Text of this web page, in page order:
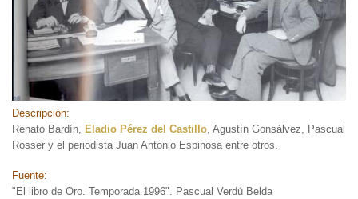
Descripción:
Renato Bardín, Eladio Pérez del Castillo, Agustín Gonsálvez, Pascual
Rosser y el periodista Juan Antonio Espinosa entre otros.
Fuente:
"El libro de Oro. Temporada 1996". Pascual Verdú Belda